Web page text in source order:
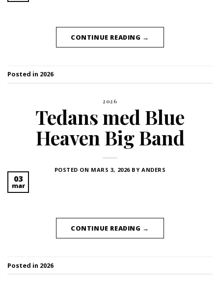
CONTINUE READING →
Posted in 2026
2026
Tedans med Blue
Heaven Big Band
POSTED ON MARS 3, 2026 BYANDERS
03
mar
CONTINUE READING →
Posted in 2026